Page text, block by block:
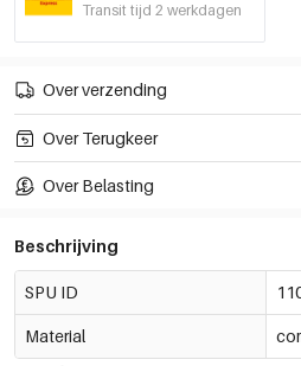
Transit tijd 2 werkdagen
Over verzending
Over Terugkeer
Over Belasting
Beschrijving
SPU ID
Material